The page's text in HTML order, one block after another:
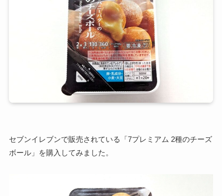
セブンイレブンで販売されている「7プレミアム 2種のチーズ
ボール」を購入してみました。